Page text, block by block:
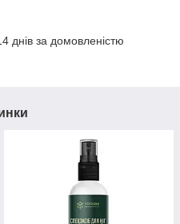
днів за домовленістю